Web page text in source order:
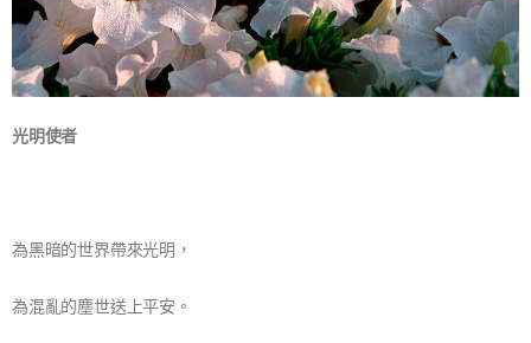
光明使者
為黑暗的世界帶來光明，
為混亂的塵世送上平安。